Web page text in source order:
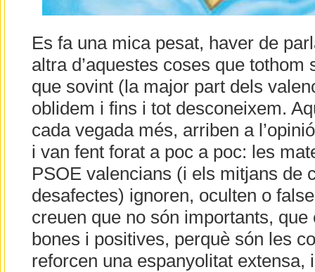
Es fa una mica pesat, haver de
altra d’aquestes coses que tothom
que sovint (la major part dels
oblidem i fins i tot desconeixem.
cada vegada més, arriben a
i van fent forat a poc a poc: les
PSOE valencians (i els mitjans de
desafectes) ignoren, oculten o
creuen que no són importants,
bones i positives, perquè són les
reforcen una espanyolitat extensa,